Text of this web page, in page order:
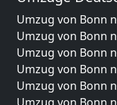
Umzug von Bonn
Umzug von Bonn
Umzug von Bonn
Umzug von Bonn
Umzug von Bonn